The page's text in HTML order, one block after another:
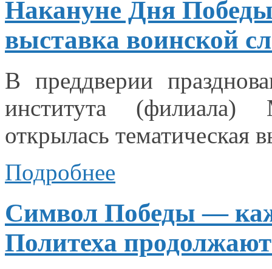
Накануне Дня
выставка воинской
В преддверии
института (филиала)
открылась тематическая
Подробнее
Символ Победы —
Политеха